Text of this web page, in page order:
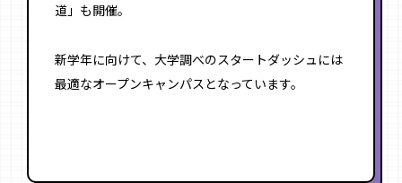
道」も開催。
新学年に向けて、大学調べのスタートダッシュには
最適なオープンキャンパスとなっています。